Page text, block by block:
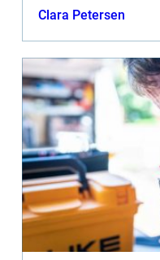
Clara Petersen